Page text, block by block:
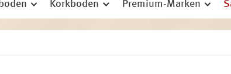
Korkboden Premium-Marken